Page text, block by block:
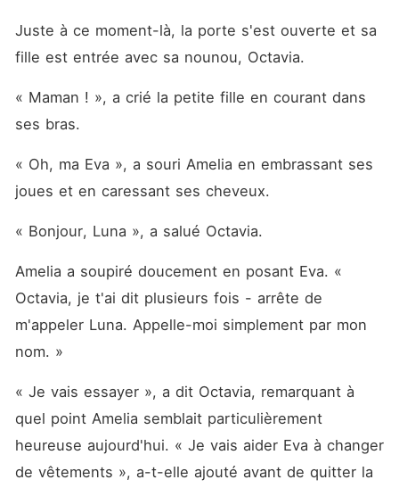
Juste à ce moment-là, la porte s'est ouverte et sa
fille est entrée avec sa nounou, Octavia.
« Maman ! », a crié la petite fille en courant dans
ses bras.
« Oh, ma Eva », a souri Amelia en embrassant ses
joues et en caressant ses cheveux.
« Bonjour, Luna », a salué Octavia.
Amelia a soupiré doucement en posant Eva. «
Octavia, je t'ai dit plusieurs fois - arrête de
m'appeler Luna. Appelle-moi simplement par mon
nom. »
« Je vais essayer », a dit Octavia, remarquant à
quel point Amelia semblait particulièrement
heureuse aujourd'hui. « Je vais aider Eva à changer
de vêtements », a-t-elle ajouté avant de quitter la